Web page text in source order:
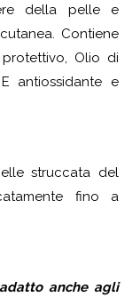
della pelle e
Contiene
Olio di
antiossidante e
struccata del
fino a
anche agli